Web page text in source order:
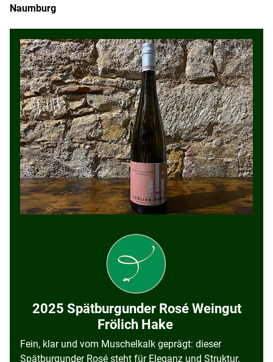
Naumburg
2025 Spätburgunder Rosé Weingut
Frölich Hake
Fein, klar und vom Muschelkalk geprägt: dieser
Spätburgunder Rosé steht für Eleganz und Struktur.